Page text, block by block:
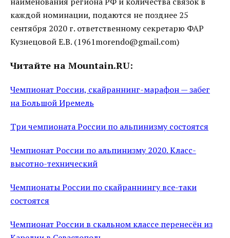
каждой номинации, подаются не позднее 25
сентября 2020 г. ответственному секретарю ФАР
Кузнецовой Е.В. (1961morendo@gmail.com)
Читайте на Mountain.RU:
Чемпионат России, скайраннинг-марафон — забег
на Большой Иремель
Три чемпионата России по альпинизму состоятся
Чемпионат России по альпинизму 2020. Класс-
высотно-технический
Чемпионаты России по скайраннингу все-таки
состоятся
Чемпионат России в скальном классе перенесён из